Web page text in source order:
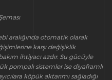
aralığında otomatik olarak
karşı değişiklik
ihtiyacı azdır. Su gücüyle
pompalı sistemler ise diyaframlı
köpük aktarımı sağladığı